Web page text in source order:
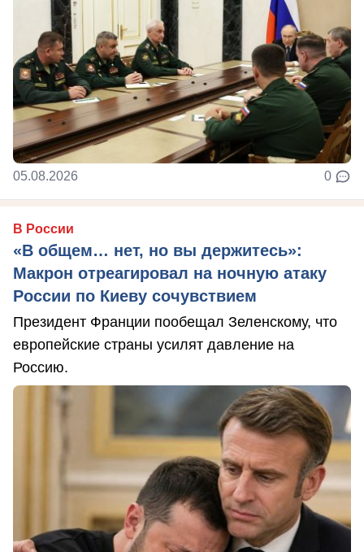
05.08.2026 0
В России
«В общем… нет, но вы держитесь»:
Макрон отреагировал на ночную атаку
России по Киеву сочувствием
Президент Франции пообещал Зеленскому, что
европейские страны усилят давление на
Россию.